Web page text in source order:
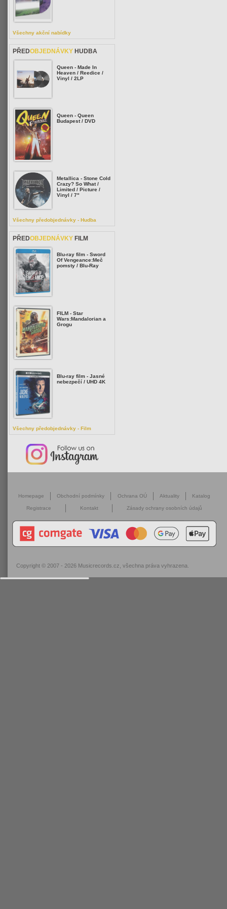
Všechny akční nabídky
PŘEDOBJEDNÁVKY HUDBA
Queen - Made In
Heaven / Reedice /
Vinyl / 2LP
Queen - Queen
Budapest / DVD
Metallica - Stone Cold
Crazy? So What /
Limited / Picture /
Vinyl / 7"
Všechny předobjednávky - Hudba
PŘEDOBJEDNÁVKY FILM
Blu-ray film - Sword
Of Vengeance:Meč
pomsty / Blu-Ray
FILM - Star
Wars:Mandalorian a
Grogu
Blu-ray film - Jasné
nebezpečí / UHD 4K
Všechny předobjednávky - Film
Homepage Obchodní podmínky Ochrana OÚ Aktuality Katalog
Registrace Kontakt Zásady ochrany osobních údajů
Copyright © 2007 - 2026 Musicrecords.cz , všechna práva vyhrazena.